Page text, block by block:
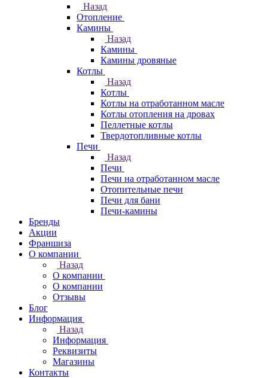
Назад
Отопление
Камины
Назад
Камины
Камины дровяные
Котлы
Назад
Котлы
Котлы на отработанном масле
Котлы отопления на дровах
Пеллетные котлы
Твердотопливные котлы
Печи
Назад
Печи
Печи на отработанном масле
Отопительные печи
Печи для бани
Печи-камины
Бренды
Акции
Франшиза
О компании
Назад
О компании
О компании
Отзывы
Блог
Информация
Назад
Информация
Реквизиты
Магазины
Контакты